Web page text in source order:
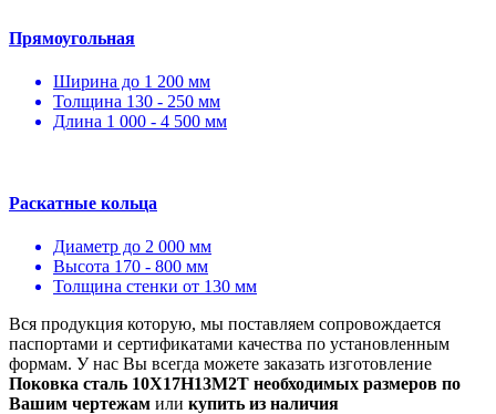
Прямоугольная
Ширина до 1 200 мм
Толщина 130 - 250 мм
Длина 1 000 - 4 500 мм
Раскатные кольца
Диаметр до 2 000 мм
Высота 170 - 800 мм
Толщина стенки от 130 мм
Вся продукция которую, мы поставляем сопровождается
паспортами и сертификатами качества по установленным
формам. У нас Вы всегда можете заказать изготовление
Поковка сталь 10Х17Н13М2Т необходимых размеров по
Вашим чертежам или купить из наличия